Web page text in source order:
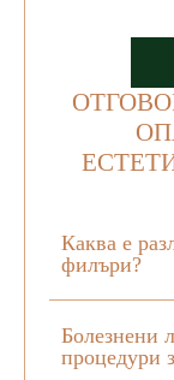
Каква е
филъри?
Болезнени
процедури